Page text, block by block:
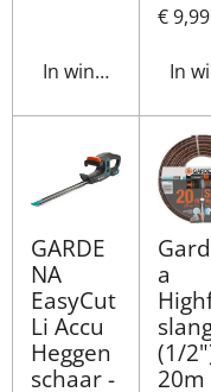
In winkelwagen
€ 9,99
In
GARDE
NA
EasyCut
Li Accu
Heggen
schaar -
a
(1/
20m